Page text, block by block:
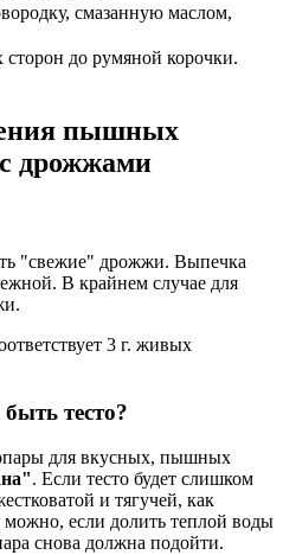
смазанную маслом,
до румяной корочки.
пышных
дрожжами
"свежие" дрожжи. Выпечка
В крайнем случае для
3 г. живых
тесто?
для вкусных, пышных
. Если тесто будет слишком
и тягучей, как
если долить теплой воды
снова должна подойти.